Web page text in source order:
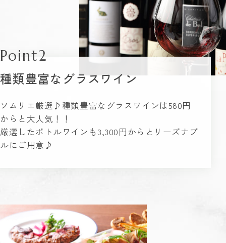
Point2
種類豊富なグラスワイン
ソムリエ厳選♪種類豊富なグラスワインは580円
からと大人気！！
厳選したボトルワインも3,300円からとリーズナブ
ルにご用意♪